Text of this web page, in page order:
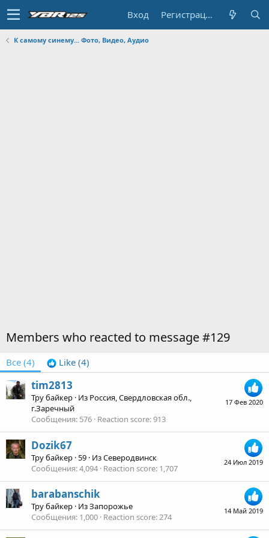
Вход Регистрация
К самому синему... Фото, Видео, Аудио
Members who reacted to message #129
Все (4) Like (4)
17 Фев 2020
tim2813
Тру байкер · Из Россия, Свердловская обл.,
г.Заречный
Сообщения 576 Reaction score 913
24 Июл 2019
Dozik67
Тру байкер ·59 · ИзСеверодвинск
Сообщения 4,094 Reaction score 1,707
14 Май 2019
barabanschik
Тру байкер · ИзЗапорожье
Сообщения 1,000 Reaction score 274